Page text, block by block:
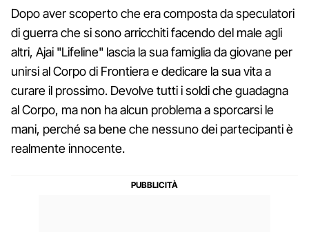
Dopo aver scoperto che era composta da speculatori
di guerra che si sono arricchiti facendo del male agli
altri, Ajai "Lifeline" lascia la sua famiglia da giovane per
unirsi al Corpo di Frontiera e dedicare la sua vita a
curare il prossimo. Devolve tutti i soldi che guadagna
al Corpo, ma non ha alcun problema a sporcarsi le
mani, perché sa bene che nessuno dei partecipanti è
realmente innocente.